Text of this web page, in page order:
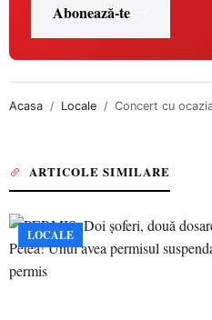
Abonează-te
Acasa Locale Concert cu
ARTICOLE SIMILARE
LOCALE